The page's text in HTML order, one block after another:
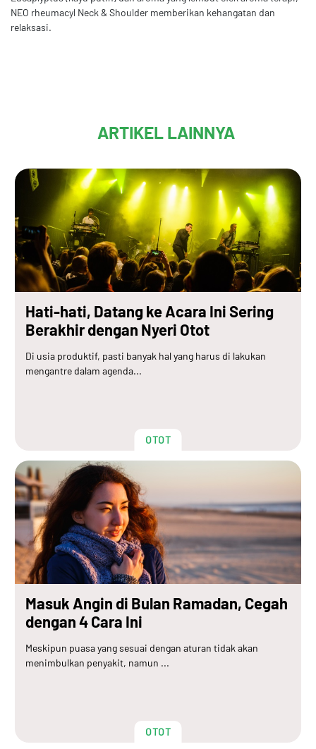
NEO rheumacyl Neck & Shoulder memberikan kehangatan dan
relaksasi.
ARTIKEL LAINNYA
Hati-hati, Datang ke Acara Ini Sering
Berakhir dengan Nyeri Otot
Di usia produktif, pasti banyak hal yang harus di lakukan
mengantre dalam agenda...
OTOT
Masuk Angin di Bulan Ramadan, Cegah
dengan 4 Cara Ini
Meskipun puasa yang sesuai dengan aturan tidak akan
menimbulkan penyakit, namun ...
OTOT